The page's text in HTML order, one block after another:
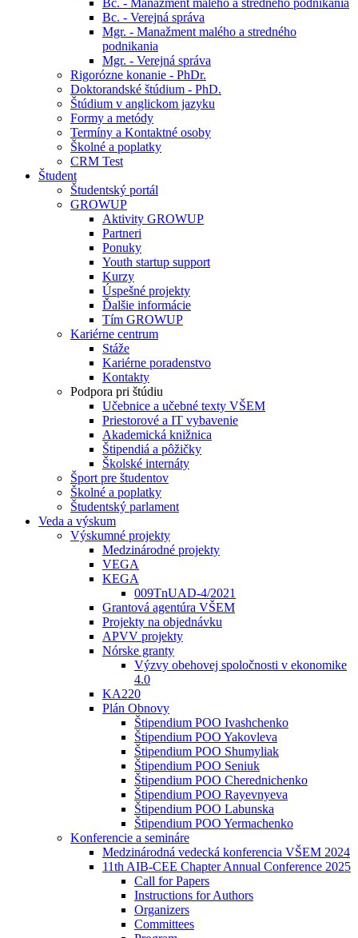
Bc. - Manažment malého a stredného podnikania
Bc. - Verejná správa
Mgr. - Manažment malého a stredného
podnikania
Mgr. - Verejná správa
Rigorózne konanie - PhDr.
Doktorandské štúdium - PhD.
Štúdium v anglickom jazyku
Formy a metódy
Termíny a Kontaktné osoby
Školné a poplatky
CRM Test
Študent
Študentský portál
GROWUP
Aktivity GROWUP
Partneri
Ponuky
Youth startup support
Kurzy
Úspešné projekty
Ďalšie informácie
Tím GROWUP
Kariérne centrum
Stáže
Kariérne poradenstvo
Kontakty
Podpora pri štúdiu
Učebnice a učebné texty VŠEM
Priestorové a IT vybavenie
Akademická knižnica
Štipendiá a pôžičky
Školské internáty
Šport pre študentov
Školné a poplatky
Študentský parlament
Veda a výskum
Výskumné projekty
Medzinárodné projekty
VEGA
KEGA
009TnUAD-4/2021
Grantová agentúra VŠEM
Projekty na objednávku
APVV projekty
Nórske granty
Výzvy obehovej spoločnosti v ekonomike
4.0
KA220
Plán Obnovy
Štipendium POO Ivashchenko
Štipendium POO Yakovleva
Štipendium POO Shumyliak
Štipendium POO Seniuk
Štipendium POO Cherednichenko
Štipendium POO Rayevnyeva
Štipendium POO Labunska
Štipendium POO Yermachenko
Konferencie a semináre
Medzinárodná vedecká konferencia VŠEM 2024
11th AIB-CEE Chapter Annual Conference 2025
Call for Papers
Instructions for Authors
Organizers
Committees